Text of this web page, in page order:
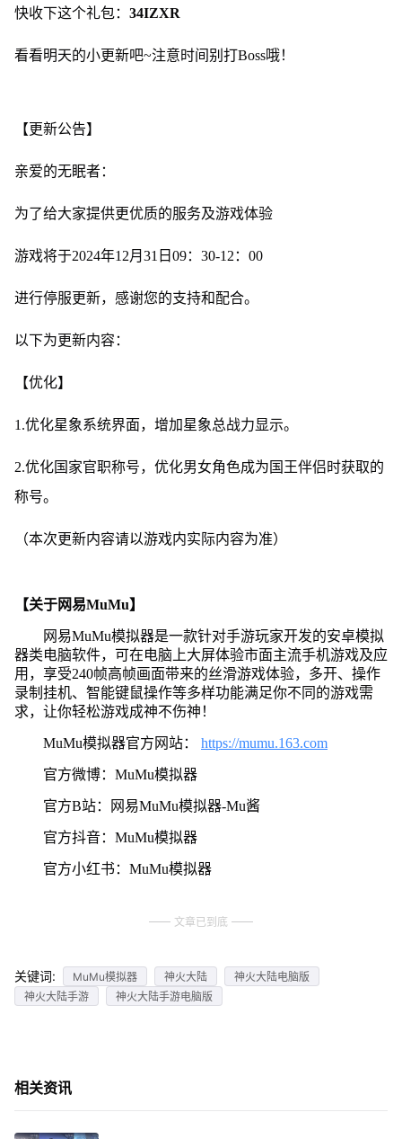
快收下这个礼包： 34IZXR
看看明天的小更新吧~注意时间别打Boss哦！
【更新公告】
亲爱的无眠者：
为了给大家提供更优质的服务及游戏体验
游戏将于2024年12月31日09：30-12：00
进行停服更新，感谢您的支持和配合。
以下为更新内容：
【优化】
1.优化星象系统界面，增加星象总战力显示。
2.优化国家官职称号，优化男女角色成为国王伴侣时获取的
称号。
（本次更新内容请以游戏内实际内容为准）
【关于网易MuMu】
网易MuMu模拟器是一款针对手游玩家开发的安卓模拟
器类电脑软件，可在电脑上大屏体验市面主流手机游戏及应
用，享受240帧高帧画面带来的丝滑游戏体验，多开、操作
录制挂机、智能键鼠操作等多样功能满足你不同的游戏需
求，让你轻松游戏成神不伤神！
MuMu模拟器官方网站： https://mumu.163.com
官方微博：MuMu模拟器
官方B站：网易MuMu模拟器-Mu酱
官方抖音：MuMu模拟器
官方小红书：MuMu模拟器
文章已到底
关键词: MuMu模拟器 神火大陆
神火大陆电脑版
神火大陆手游
神火大陆手游电脑版
相关资讯